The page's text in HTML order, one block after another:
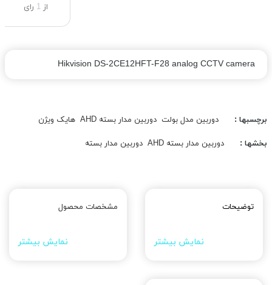
از 1 رای
Hikvision DS-2CE12HFT-F28 analog CCTV camera
برچسبها : دوربین مدل بولت دوربین مدار بسته AHD هایک ویژن
بخشها : دوربین مدار بسته AHD دوربین مدار بسته
توضیحات
نمایش بیشتر
مشخصات محصول
نمایش بیشتر